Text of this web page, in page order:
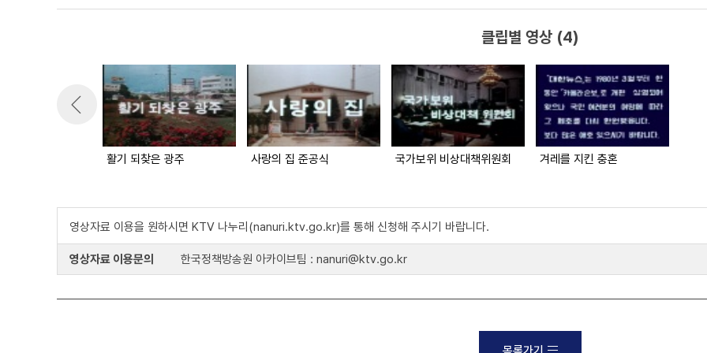
클립별 영상 (4)
활기 되찾은 광주 사랑의 집 준공식 국가보위 비상대책위원회 겨레를 지킨 충혼
영상자료 이용을 원하시면 KTV 나누리(nanuri.ktv.go.kr)를 통해 신청해 주시기 바랍니다.
영상자료 이용문의 한국정책방송원 아카이브팀 : nanuri@ktv.go.kr